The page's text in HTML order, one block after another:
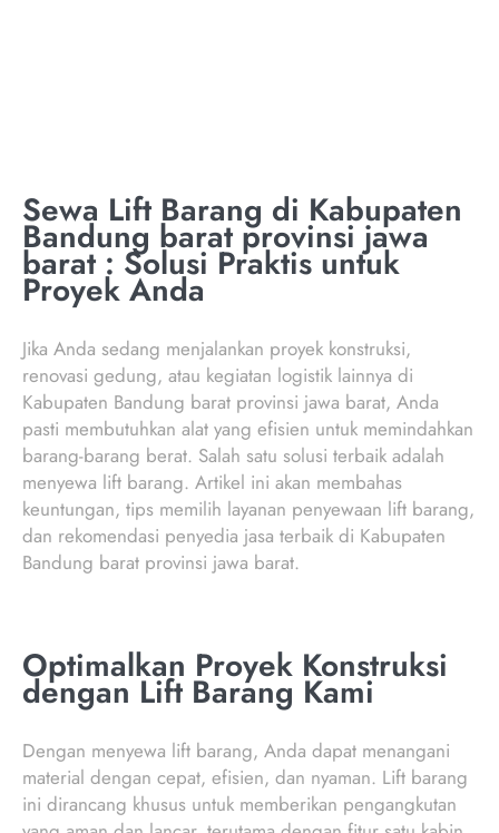
Sewa Lift Barang di Kabupaten
Bandung barat provinsi jawa
barat : Solusi Praktis untuk
Proyek Anda
Jika Anda sedang menjalankan proyek konstruksi,
renovasi gedung, atau kegiatan logistik lainnya di
Kabupaten Bandung barat provinsi jawa barat, Anda
pasti membutuhkan alat yang efisien untuk memindahkan
barang-barang berat. Salah satu solusi terbaik adalah
menyewa lift barang. Artikel ini akan membahas
keuntungan, tips memilih layanan penyewaan lift barang,
dan rekomendasi penyedia jasa terbaik di Kabupaten
Bandung barat provinsi jawa barat.
Optimalkan Proyek Konstruksi
dengan Lift Barang Kami
Dengan menyewa lift barang, Anda dapat menangani
material dengan cepat, efisien, dan nyaman. Lift barang
ini dirancang khusus untuk memberikan pengangkutan